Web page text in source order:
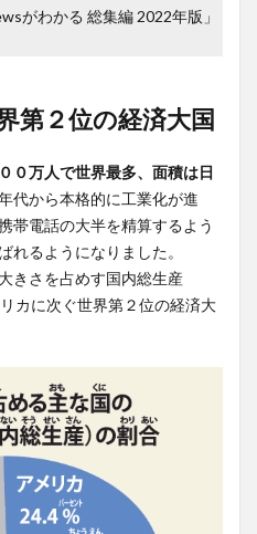
がわかる 総集編 2022年版」
第２位の経済大国
０万人で世界最多、面積は日
代から本格的に工業化が進
帯電話の大半を精算するよう
れるようになりました。
きさを占めす国内総生産
カに次ぐ世界第２位の経済大